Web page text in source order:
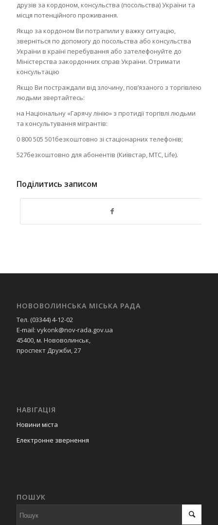
друзів за кордоном, консульства (посольства) України та
місця потенційного проживання.
Якщо за кордоном Ви потрапили у важку ситуацію,
зверніться по допомогу до посольства або консульства
України в країні перебування або зателефонуйте до
Міністерства закордонних справ України. Отримати
консультацію
Якщо Ви постраждали від злочину, пов’язаного з торгівлею
людьми звертайтесь:
на Національну «Гарячу лінію» з протидії торгівлі людьми
та консультування мігрантів:
0 800 505 501безкоштовно зі стаціонарних телефонів;
527безкоштовно для абонентів (Київстар, МТС, Life).
Поділитись записом
НОВОВОЛИНСЬКА МІСЬКА РАДА
Тел. (03344) 4-12-02
E-mail: vykonk@nov-rada.gov.ua
45400, м. Нововолинськ,
проспект Дружби, 27
НАВІГАЦІЯ
Новини міста
Електронне звернення
ПОШУК